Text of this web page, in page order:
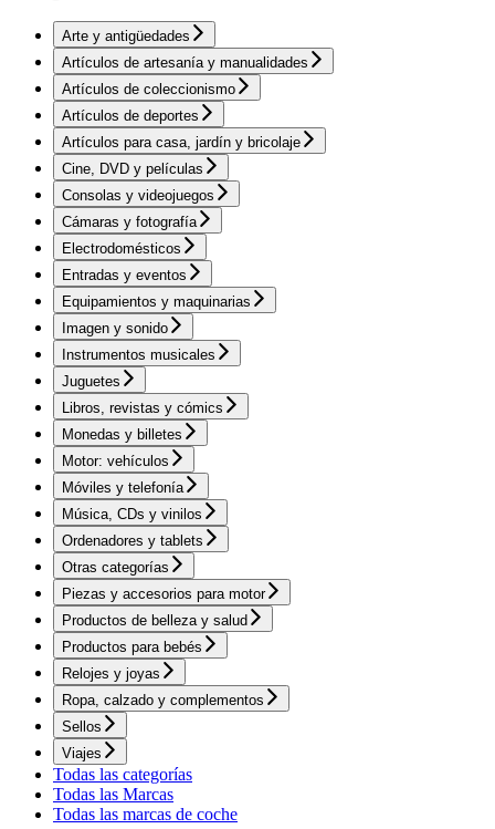
Arte y antigüedades
Artículos de artesanía y manualidades
Artículos de coleccionismo
Artículos de deportes
Artículos para casa, jardín y bricolaje
Cine, DVD y películas
Consolas y videojuegos
Cámaras y fotografía
Electrodomésticos
Entradas y eventos
Equipamientos y maquinarias
Imagen y sonido
Instrumentos musicales
Juguetes
Libros, revistas y cómics
Monedas y billetes
Motor: vehículos
Móviles y telefonía
Música, CDs y vinilos
Ordenadores y tablets
Otras categorías
Piezas y accesorios para motor
Productos de belleza y salud
Productos para bebés
Relojes y joyas
Ropa, calzado y complementos
Sellos
Viajes
Todas las categorías
Todas las Marcas
Todas las marcas de coche